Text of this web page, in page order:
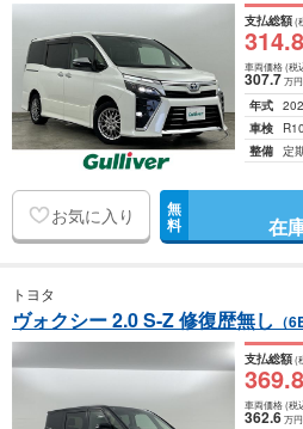
支払総額(
314.8
車両価格(税
307.7万円
年式
車検
整備 定
お気に入り 無
料 在
トヨタ
ヴォクシー 2.0 S-Z 修復歴無し （
支払総額(
369.8
車両価格(税
362.6万円